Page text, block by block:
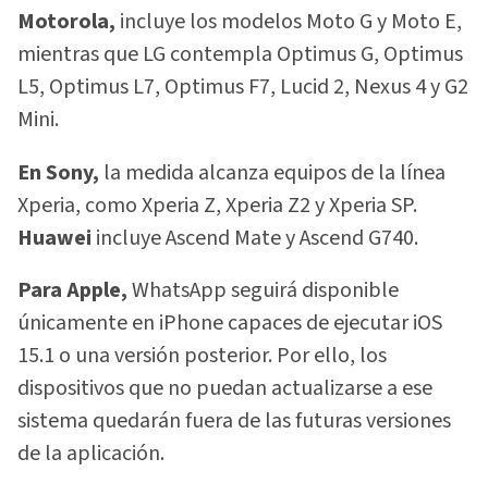
Motorola, incluye los modelos Moto G y Moto E,
mientras que LG contempla Optimus G, Optimus
L5, Optimus L7, Optimus F7, Lucid 2, Nexus 4 y G2
Mini.
En Sony, la medida alcanza equipos de la línea
Xperia, como Xperia Z, Xperia Z2 y Xperia SP.
Huawei incluye Ascend Mate y Ascend G740.
Para Apple,WhatsApp seguirá disponible
únicamente en iPhone capaces de ejecutar iOS
15.1 o una versión posterior. Por ello, los
dispositivos que no puedan actualizarse a ese
sistema quedarán fuera de las futuras versiones
de la aplicación.